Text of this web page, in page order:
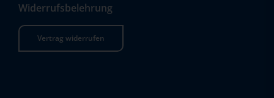
Widerrufsbelehrung
Vertrag widerrufen